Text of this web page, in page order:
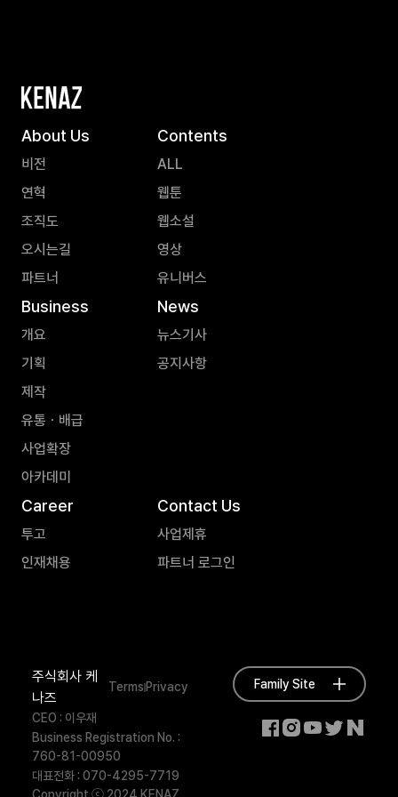
About Us
비전
연혁
조직도
오시는길
파트너
Contents
ALL
웹툰
웹소설
영상
유니버스
Business
개요
기획
제작
유통ㆍ배급
사업확장
아카데미
News
뉴스기사
공지사항
Career
투고
인재채용
Contact Us
사업제휴
파트너 로그인
주식회사 케
나즈
Terms Privacy
CEO : 이우재
Business Registration No. :
760-81-00950
대표전화 : 070-4295-7719
Copyright ⓒ 2024 KENAZ
Family Site